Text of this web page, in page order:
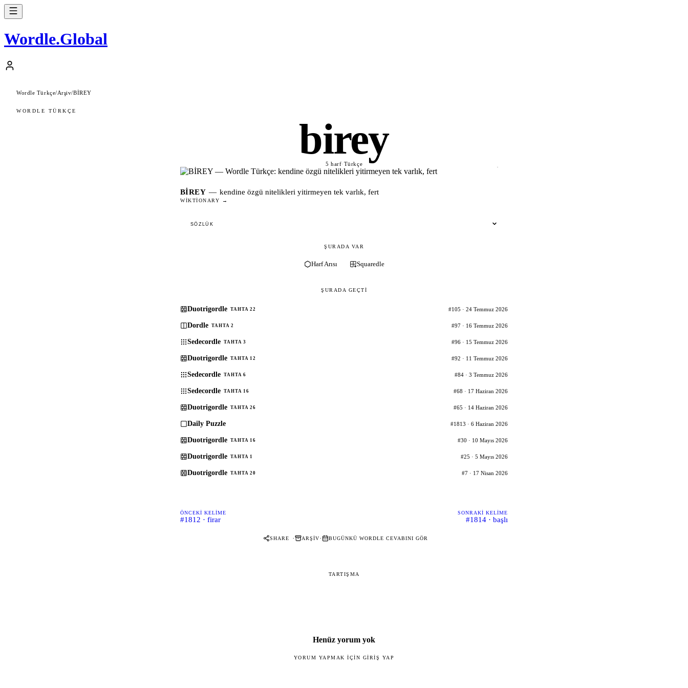
Wordle.Global
Wordle Türkçe/Arşiv/BİREY
WORDLE TÜRKÇE
birey
5 harf·Türkçe
BIREY — kendine özgü nitelikleri yitirmeyen tek varlık, fert
WIKTIONARY →
SÖZLÜK
ŞURADA VAR
Harf Arısı Squaredle
ŞURADA GEÇTI
Duotrigordle TAHTA 22 #105 · 24 Temmuz 2026
Dordle TAHTA 2 #97 · 16 Temmuz 2026
Sedecordle TAHTA 3 #96 · 15 Temmuz 2026
Duotrigordle TAHTA 12 #92 · 11 Temmuz 2026
Sedecordle TAHTA 6 #84 · 3 Temmuz 2026
Sedecordle TAHTA 16 #68 · 17 Haziran 2026
Duotrigordle TAHTA 26 #65 · 14 Haziran 2026
Daily Puzzle #1813 · 6 Haziran 2026
Duotrigordle TAHTA 16 #30 · 10 Mayıs 2026
Duotrigordle TAHTA 1 #25 · 5 Mayıs 2026
Duotrigordle TAHTA 20 #7 · 17 Nisan 2026
ÖNCEKI KELIME
#1812 · firar
SONRAKI KELIME
#1814 · başlı
SHARE · ARŞIV· BUGÜNKÜ WORDLE CEVABINI GÖR
TARTIŞMA
Henüz yorum yok
YORUM YAPMAK IÇIN GIRIŞ YAP